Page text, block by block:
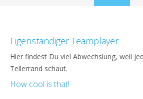
to
Eigenständiger Teamplayer
Hier findest Du viel Abwechslung, weil
Tellerrand schaut.
How cool is that!